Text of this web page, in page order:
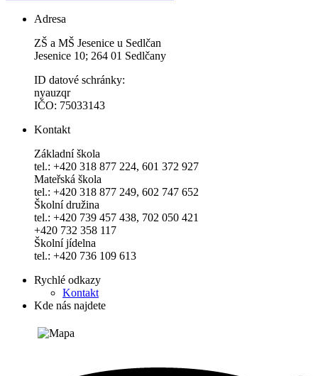
Adresa
ZŠ a MŠ Jesenice u Sedlčan
Jesenice 10; 264 01 Sedlčany
ID datové schránky:
nyauzqr
IČO: 75033143
Kontakt
Základní škola
tel.: +420 318 877 224, 601 372 927
Mateřská škola
tel.: +420 318 877 249, 602 747 652
Školní družina
tel.: +420 739 457 438, 702 050 421
+420 732 358 117
Školní jídelna
tel.: +420 736 109 613
Rychlé odkazy
Kontakt
Kde nás najdete